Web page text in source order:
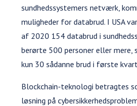
sundhedssystemers netværk,
muligheder for databrud. I USA
af 2020 154 databrud i
berørte 500 personer eller mere,
kun 30 sådanne brud i første
Blockchain-teknologi betragtes
løsning på